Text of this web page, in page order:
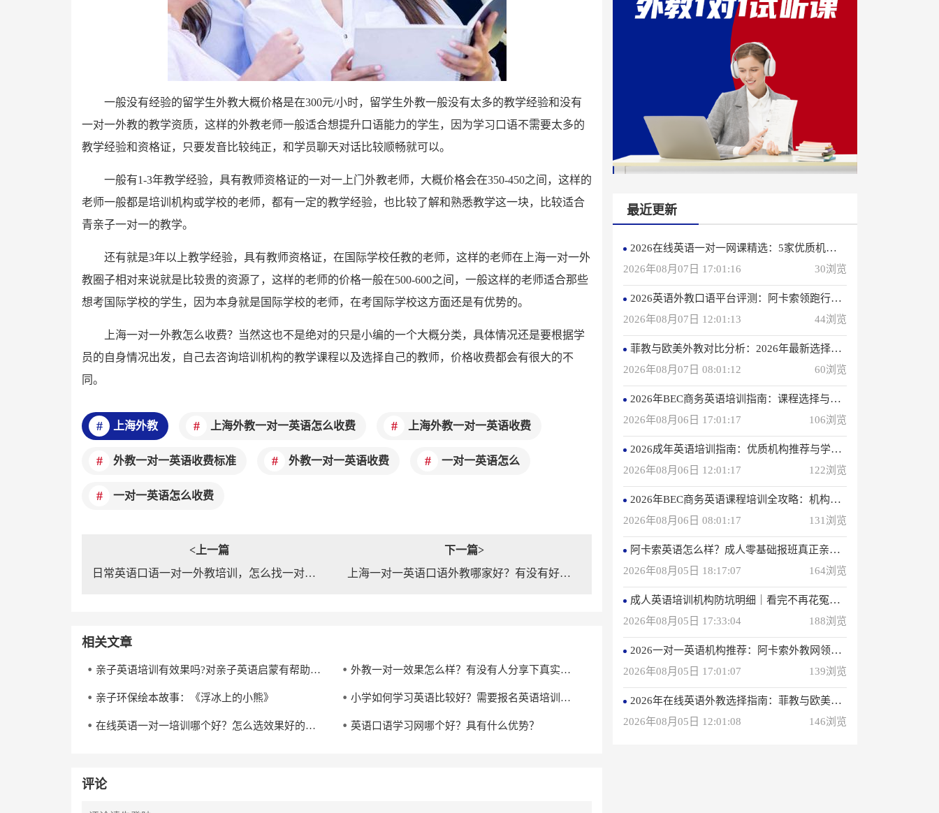
一般没有经验的留学生外教大概价格是在300元/小时，留学生外教一般没有太多的教学经验和没有
一对一外教的教学资质，这样的外教老师一般适合想提升口语能力的学生，因为学习口语不需要太多的
教学经验和资格证，只要发音比较纯正，和学员聊天对话比较顺畅就可以。
一般有1-3年教学经验，具有教师资格证的一对一上门外教老师，大概价格会在350-450之间，这样的
老师一般都是培训机构或学校的老师，都有一定的教学经验，也比较了解和熟悉教学这一块，比较适合
青亲子一对一的教学。
还有就是3年以上教学经验，具有教师资格证，在国际学校任教的老师，这样的老师在上海一对一外
教圈子相对来说就是比较贵的资源了，这样的老师的价格一般在500-600之间，一般这样的老师适合那些
想考国际学校的学生，因为本身就是国际学校的老师，在考国际学校这方面还是有优势的。
上海一对一外教怎么收费？当然这也不是绝对的只是小编的一个大概分类，具体情况还是要根据学
员的自身情况出发，自己去咨询培训机构的教学课程以及选择自己的教师，价格收费都会有很大的不
同。
上海外教 上海外教一对一英语怎么收费 上海外教一对一英语收费
外教一对一英语收费标准 外教一对一英语收费 一对一英语怎么
一对一英语怎么收费
<上一篇
日常英语口语一对一外教培训，怎么找一对一英语外教？
下一篇>
上海一对一英语口语外教哪家好？有没有好的建议？
相关文章
亲子英语培训有效果吗?对亲子英语启蒙有帮助吗? 外教一对一效果怎么样？有没有人分享下真实感受？
亲子环保绘本故事：《浮冰上的小熊》 小学如何学习英语比较好？需要报名英语培训机构吗？
在线英语一对一培训哪个好？怎么选效果好的机构？ 英语口语学习网哪个好？具有什么优势？
评论
最近更新
2026在线英语一对一网课精选：5家优质机构深度评测
2026年08月07日 17:01:16
30浏览
2026英语外教口语平台评测：阿卡索领跑行业，打造高效学习体验
2026年08月07日 12:01:13
44浏览
菲教与欧美外教对比分析：2026年最新选择指南
2026年08月07日 08:01:12
60浏览
2026年BEC商务英语培训指南：课程选择与优质机构推荐
2026年08月06日 17:01:17
106浏览
2026成年英语培训指南：优质机构推荐与学习策略
2026年08月06日 12:01:17
122浏览
2026年BEC商务英语课程培训全攻略：机构选择与备考指南
2026年08月06日 08:01:17
131浏览
阿卡索英语怎么样？成人零基础报班真正亲身感受
2026年08月05日 18:17:07
164浏览
成人英语培训机构防坑明细｜看完不再花冤枉钱(真正的用户反馈)
2026年08月05日 17:33:04
188浏览
2026一对一英语机构推荐：阿卡索外教网领衔专业之选
2026年08月05日 17:01:07
139浏览
2026年在线英语外教选择指南：菲教与欧美外教深度解析
2026年08月05日 12:01:08
146浏览